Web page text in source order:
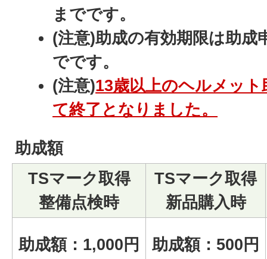
までです。
(注意)助成の有効期限は助成
でです。
(注意)13歳以上のヘルメッ
て終了となりました。
助成額
TSマーク取得
整備点検時
TSマーク取得
新品購入時
助成額：1,000円 助成額：500円